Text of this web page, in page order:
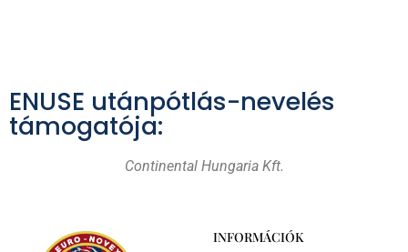
ENUSE utánpótlás-nevelés
támogatója:
Continental Hungaria Kft.
INFORMÁCIÓK